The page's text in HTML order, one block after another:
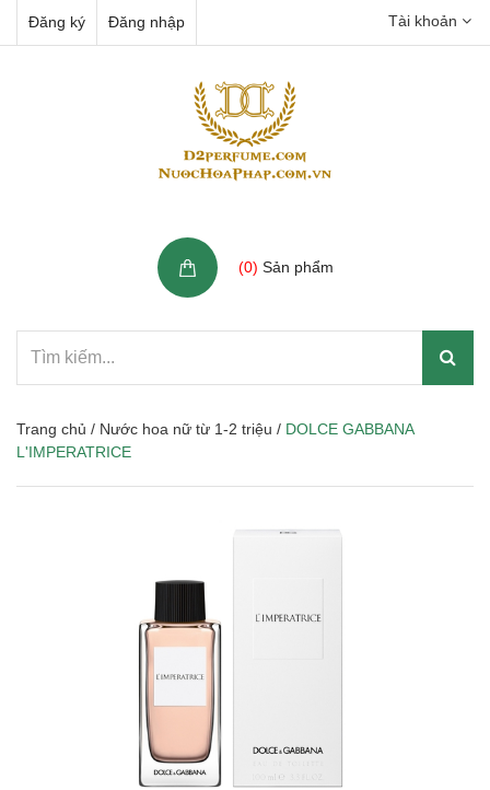
Đăng ký Đăng nhập Tài khoản
(0) Sản phẩm
Trang chủ / Nước hoa nữ từ 1-2 triệu / DOLCE GABBANA
L'IMPERATRICE